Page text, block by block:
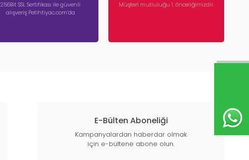
256Bit SSL Sertifikası ile güvenli
alışveriş Petihtiyac.com’da
Müşteri mutluluğu 1. önceliğimizdir.
E-Bülten Aboneliği
Kampanyalardan haberdar olmak
için e-bültene abone olun.